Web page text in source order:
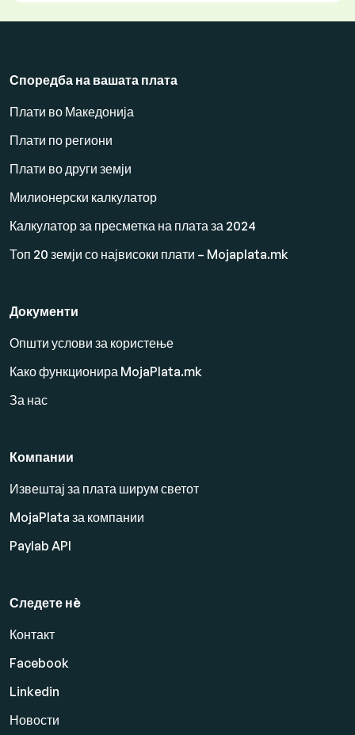
Споредба на вашата плата
Плати во Македонија
Плати по региони
Плати во други земји
Милионерски калкулатор
Калкулатор за пресметка на плата за 2024
Топ 20 земји со највисоки плати – Mojaplata.mk
Документи
Општи услови за користење
Како функционира MojaPlata.mk
За нас
Компании
Извештај за плата ширум светот
MojaPlata за компании
Paylab API
Следете нè
Контакт
Facebook
Linkedin
Новости